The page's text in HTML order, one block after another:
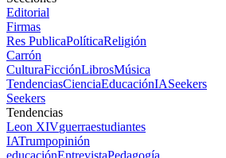
Editorial
Firmas
Res PublicaPolíticaReligión
Carrón
CulturaFicciónLibrosMúsica
TendenciasCienciaEducaciónIASeekers
Seekers
Tendencias
Leon XIVguerraestudiantes
IATrumpopinión
educaciónEntrevistaPedagogía.